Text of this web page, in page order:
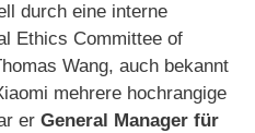
durch eine interne
Ethics Committee of
Wang, auch bekannt
mehrere hochrangige
er General Manager für